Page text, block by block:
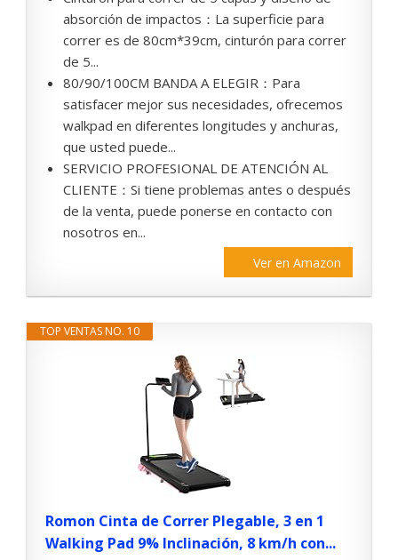
absorción de impactos：La superficie para
correr es de 80cm*39cm, cinturón para correr
de 5...
80/90/100CM BANDA A ELEGIR：Para
satisfacer mejor sus necesidades, ofrecemos
walkpad en diferentes longitudes y anchuras,
que usted puede...
SERVICIO PROFESIONAL DE ATENCIÓN AL
CLIENTE：Si tiene problemas antes o después
de la venta, puede ponerse en contacto con
nosotros en...
Ver en Amazon
TOP VENTAS NO. 10
Romon Cinta de Correr Plegable, 3 en 1
Walking Pad 9% Inclinación, 8 km/h con...